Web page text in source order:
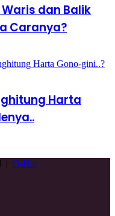
dan Balik
Caranya?
Harta
| Q-Har